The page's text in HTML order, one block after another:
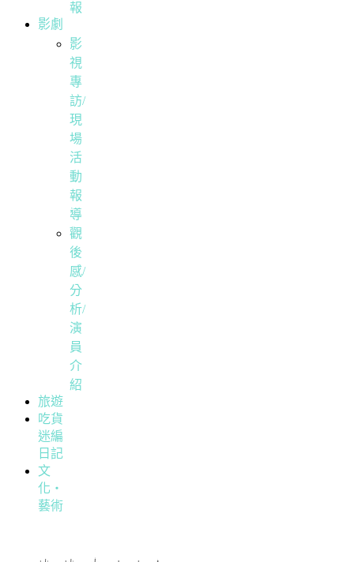
報
影劇
影
視
專
訪/
現
場
活
動
報
導
觀
後
感/
分
析/
演
員
介
紹
旅遊
吃貨
迷編
日記
文
化・
藝術